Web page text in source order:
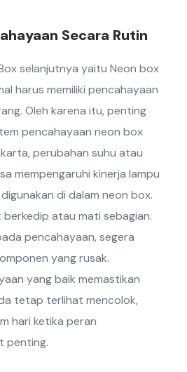
Secara Rutin
selanjutnya yaitu Neon box
harus memiliki pencahayaan
Oleh karena itu, penting
pencahayaan neon box
perubahan suhu atau
mempengaruhi kinerja lampu
di dalam neon box.
atau mati sebagian.
pencahayaan, segera
yang rusak.
yang baik memastikan
tetap terlihat mencolok,
hari ketika peran
penting.